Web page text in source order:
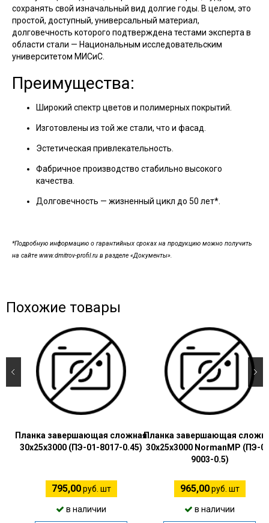
сохранять свой изначальный вид долгие годы. В целом, это
простой, доступный, универсальный материал,
долговечность которого подтверждена тестами эксперта в
области стали — Национальным исследовательским
университетом МИСиС.
Преимущества:
Широкий спектр цветов и полимерных покрытий.
Изготовлены из той же стали, что и фасад.
Эстетическая привлекательность.
Фабричное производство стабильно высокого
качества.
Долговечность — жизненный цикл до 50 лет*.
*Подробную информацию о гарантийных сроках на продукцию можно получить
на сайте www.dmitrov-profil.ru в разделе «Документы».
Похожие товары
Планка завершающая сложная
30х25х3000 (ПЭ-01-8017-0.45)
795,00руб. шт
в наличии
Планка завершающая
30х25х3000 NormanMP (ПЭ-
9003-0.5)
965,00руб. шт
в наличии